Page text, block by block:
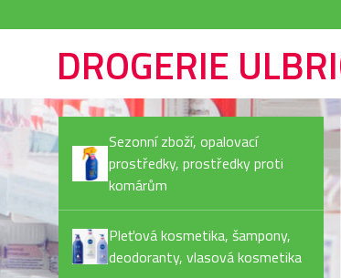
DROGERIE
Sezonní zboží, opalovací
prostředky, prostředky proti
komárům
Pleťová kosmetika, šampony,
deodoranty, vlasová kosmetika